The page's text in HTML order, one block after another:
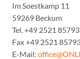
Im Soestkamp 11
59269 Beckum
Tel. +49 2521
Fax +49 2521
E-Mail: